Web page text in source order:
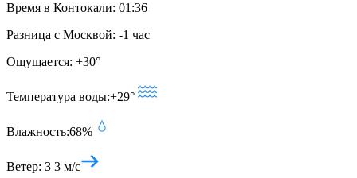
Время в Контокали: 01:36
Разница с Москвой: -1 час
Ощущается: +30°
Температура воды:+29°
Влажность:68%
Ветер: З 3 м/с